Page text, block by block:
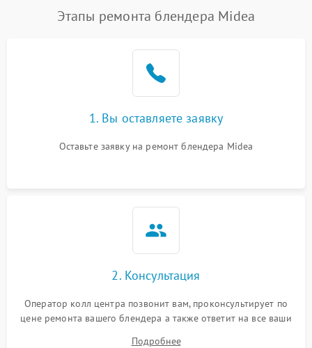
Этапы ремонта блендера Midea
1. Вы оставляете заявку
Оставьте заявку на ремонт блендера Midea
2. Консультация
Оператор колл центра позвонит вам, проконсультирует по
цене ремонта вашего блендера а также ответит на все ваши
Подробнее